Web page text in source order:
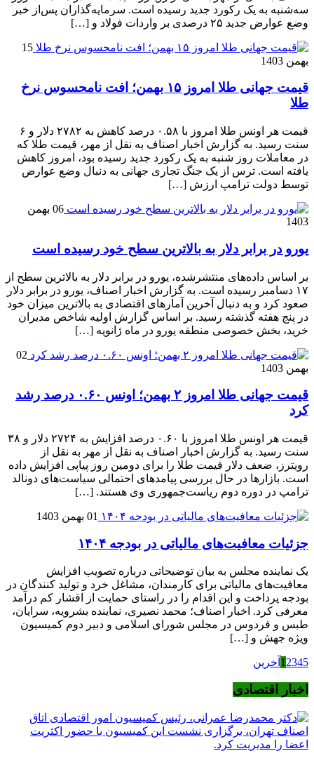
سه‌شنبه به یک رکورد جدید رسیده است. سرمایه‌گذاران پس‌از خبر
وضع عوارض جدید ۲۵ درصدی بر واردات فولاد و […]
15
بهمن 1403
قیمت جهانی طلا امروز ۱۵ بهمن؛ افت نامحسوس نرخ
طلا
قیمت هر اونس طلا امروز با ۰.۵۸ درصد کاهش به ۲۷۸۲ دلار و ۶
سنت رسید. به گزارش اخبار اصناف به نقل از مهر، قیمت طلا که
در معاملات روز شنبه به یک رکورد جدید رسیده بود، امروز کاهش
یافته است. ترس از یک جنگ تجاری جهانی به دنبال وضع عوارض
توسط دولت ترامپ ارزش […]
06 بهمن
1403
یورو در برابر دلار به بالاترین سطح خود رسیده است
بر اساس داده‌های منتشرشده، یورو در برابر دلار به بالاترین سطح از
۱۷ دسامبر رسیده است. به گزارش اخبار اصناف، یورو در برابر دلار
صعود کرد و به دنبال آخرین آمارهای اقتصادی به بالاترین میزان خود
در پنج هفته گذشته رسید. بر اساس گزارش اولیه شاخص مدیران
خرید، بخش خصوصی منطقه یورو در ماه ژانویه […]
02
بهمن 1403
قیمت جهانی طلا امروز ۲ بهمن؛ اونس ۰.۶۰ درصد رشد
کرد
قیمت هر اونس طلا امروز با ۰.۶۰ درصد افزایش به ۲۷۲۴ دلار و ۳۸
سنت رسید. به گزارش اخبار اصناف به نقل از مهر به نقل از
رویترز، ضعف دلار قیمت طلا را برای دومین روز پیاپی افزایش داده
است. بازارها در حال بررسی پیامدهای احتمالی سیاست‌های دونالد
ترامپ در دوره دوم ریاست‌جمهوری وی هستند. […]
01 بهمن 1403
جزئیات معافیت‌های مالیاتی در بودجه ۱۴۰۴
یک نماینده مجلس به بیان توضیحاتی درباره تصویب افزایش
معافیت‌های مالیاتی برای کارمندان، مشاغل خرد و تولید کنندگان در
بودجه پرداخت و این اقدام را در راستای حمایت از اقشار کم درآمد
معرفی کرد. اخبار اصناف؛ محمد نصیری، نماینده بشرویه، سرایان،
طبس و فردوس در مجلس شورای اسلامی و دبیر دوم کمیسیون
ویژه جهش و […]
1 2345 آخرین
اخبار اقتصادی